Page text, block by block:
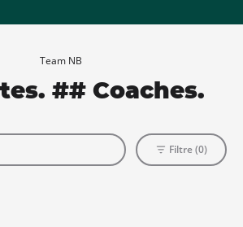
Team NB
## Coaches.
Filtre (0)